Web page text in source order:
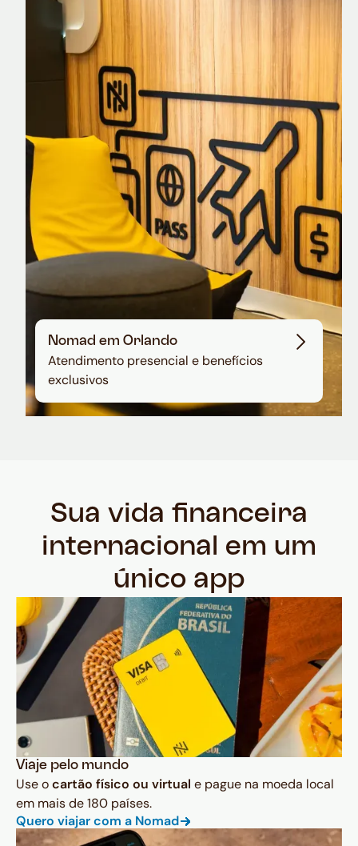
Nomad Explorer
Cartão de crédito brasileiro com cashback
em dólar
Nomad em Orlando
Atendimento presencial e benefícios
exclusivos
Sua vida financeira
internacional em um
único app
Viaje pelo mundo
Use ocartão físico ou virtual e pague na moeda local
em mais de 180 países.
Quero viajar com a Nomad